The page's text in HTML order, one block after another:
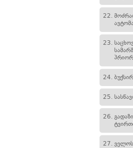
22.
23.
24.
25.
26.
27.